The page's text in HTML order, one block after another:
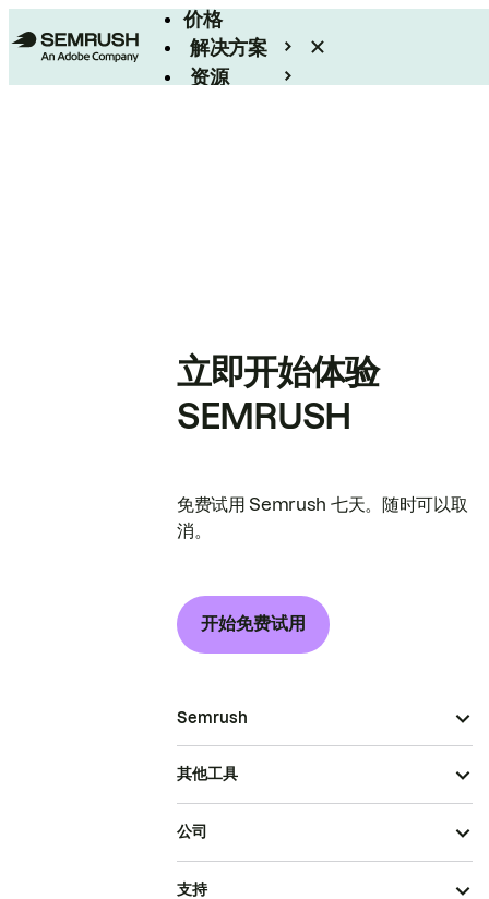
价格
解决方案
资源
立即开始体验
SEMRUSH
免费试用 Semrush 七天。随时可以取
消。
开始免费试用
Semrush
其他工具
公司
支持